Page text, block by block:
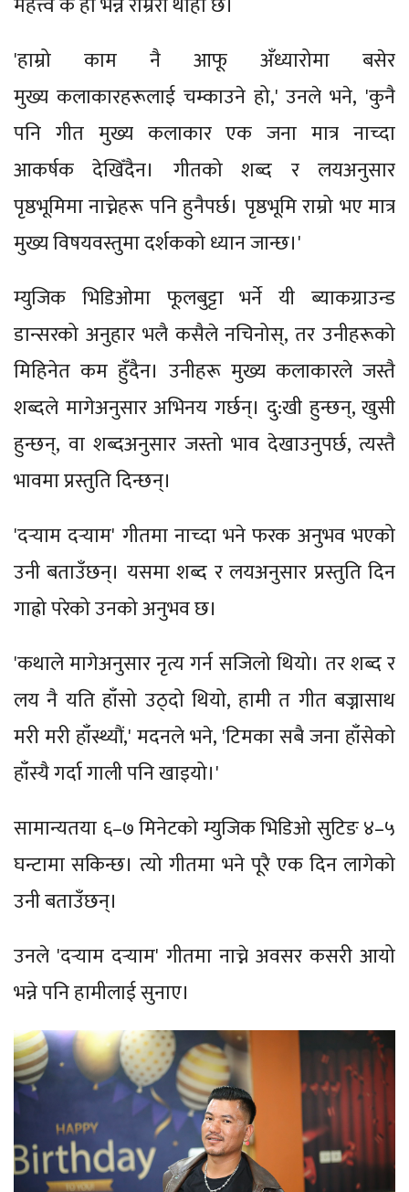
'हाम्रो काम नै आफू अँध्यारोमा बसेर
मुख्य कलाकारहरूलाई चम्काउने हो,' उनले भने, 'कुनै
पनि गीत मुख्य कलाकार एक जना मात्र नाच्दा
आकर्षक देखिँदैन। गीतको शब्द र लयअनुसार
पृष्ठभूमिमा नाच्नेहरू पनि हुनैपर्छ। पृष्ठभूमि राम्रो भए मात्र
मुख्य विषयवस्तुमा दर्शकको ध्यान जान्छ।'
म्युजिक भिडिओमा फूलबुट्टा भर्ने यी ब्याकग्राउन्ड
डान्सरको अनुहार भलै कसैले नचिनोस्, तर उनीहरूको
मिहिनेत कम हुँदैन। उनीहरू मुख्य कलाकारले जस्तै
शब्दले मागेअनुसार अभिनय गर्छन्। दु:खी हुन्छन्, खुसी
हुन्छन्, वा शब्दअनुसार जस्तो भाव देखाउनुपर्छ, त्यस्तै
भावमा प्रस्तुति दिन्छन्।
'दर्‍याम दर्‍याम' गीतमा नाच्दा भने फरक अनुभव भएको
उनी बताउँछन्। यसमा शब्द र लयअनुसार प्रस्तुति दिन
गाह्रो परेको उनको अनुभव छ।
'कथाले मागेअनुसार नृत्य गर्न सजिलो थियो। तर शब्द र
लय नै यति हाँसो उठ्दो थियो, हामी त गीत बज्नासाथ
मरी मरी हाँस्थ्यौं,' मदनले भने, 'टिमका सबै जना हाँसेको
हाँस्यै गर्दा गाली पनि खाइयो।'
सामान्यतया ६–७ मिनेटको म्युजिक भिडिओ सुटिङ ४–५
घन्टामा सकिन्छ। त्यो गीतमा भने पूरै एक दिन लागेको
उनी बताउँछन्।
उनले 'दर्‍याम दर्‍याम' गीतमा नाच्ने अवसर कसरी आयो
भन्ने पनि हामीलाई सुनाए।